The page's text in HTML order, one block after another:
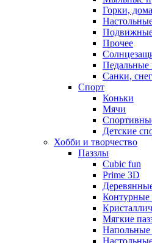
Горки,
Прочее
Педальные
Санки,
Спорт
Коньки
Мячи
Детские
Хобби и творчество
Паззлы
Cubic fun
Prime 3D
Контурные
Мягкие
Напольные